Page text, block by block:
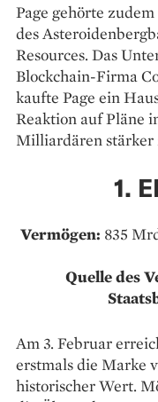
Page gehörte
des
Resources. Das
Blockchain-Firma
kaufte Page ein
Reaktion auf Pläne
Milliardären stärker
1.
Vermögen: 835
Quelle des
Am 3. Februar
erstmals die Marke
historischer Wert.